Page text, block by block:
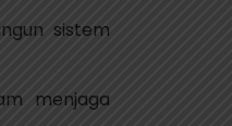
sistem
menjaga